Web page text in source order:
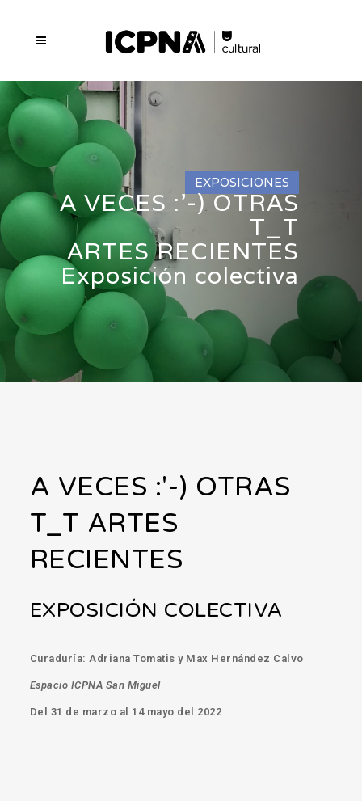
EXPOSICIONES
A VECES :'-) OTRAS
T_T
ARTES RECIENTES
Exposición colectiva
A VECES :'-) OTRAS
T_T ARTES
RECIENTES
EXPOSICIÓN COLECTIVA
Curaduría: Adriana Tomatis y Max Hernández Calvo
Espacio ICPNA San Miguel
Del 31 de marzo al 14 mayo del 2022